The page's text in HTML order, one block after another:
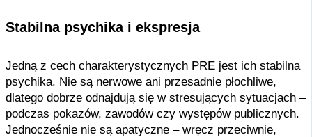
Stabilna psychika i ekspresja
Jedną z cech charakterystycznych PRE jest ich stabilna
psychika. Nie są nerwowe ani przesadnie płochliwe,
dlatego dobrze odnajdują się w stresujących sytuacjach –
podczas pokazów, zawodów czy występów publicznych.
Jednocześnie nie są apatyczne – wręcz przeciwnie,